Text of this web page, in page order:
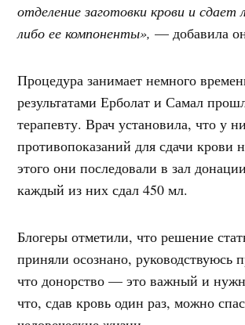
отделение заготовки крови и сдает
либо ее компоненты»,— добавила
Процедура занимает немного
результатами Ерболат и Самал
терапевту. Врач установила, что у
противопоказаний для сдачи крови
этого они последовали в зал
каждый из них сдал 450 мл.
Блогеры отметили, что решение
приняли осознано, руководствуюсь
что донорство — это важный и
что, сдав кровь один раз, можно